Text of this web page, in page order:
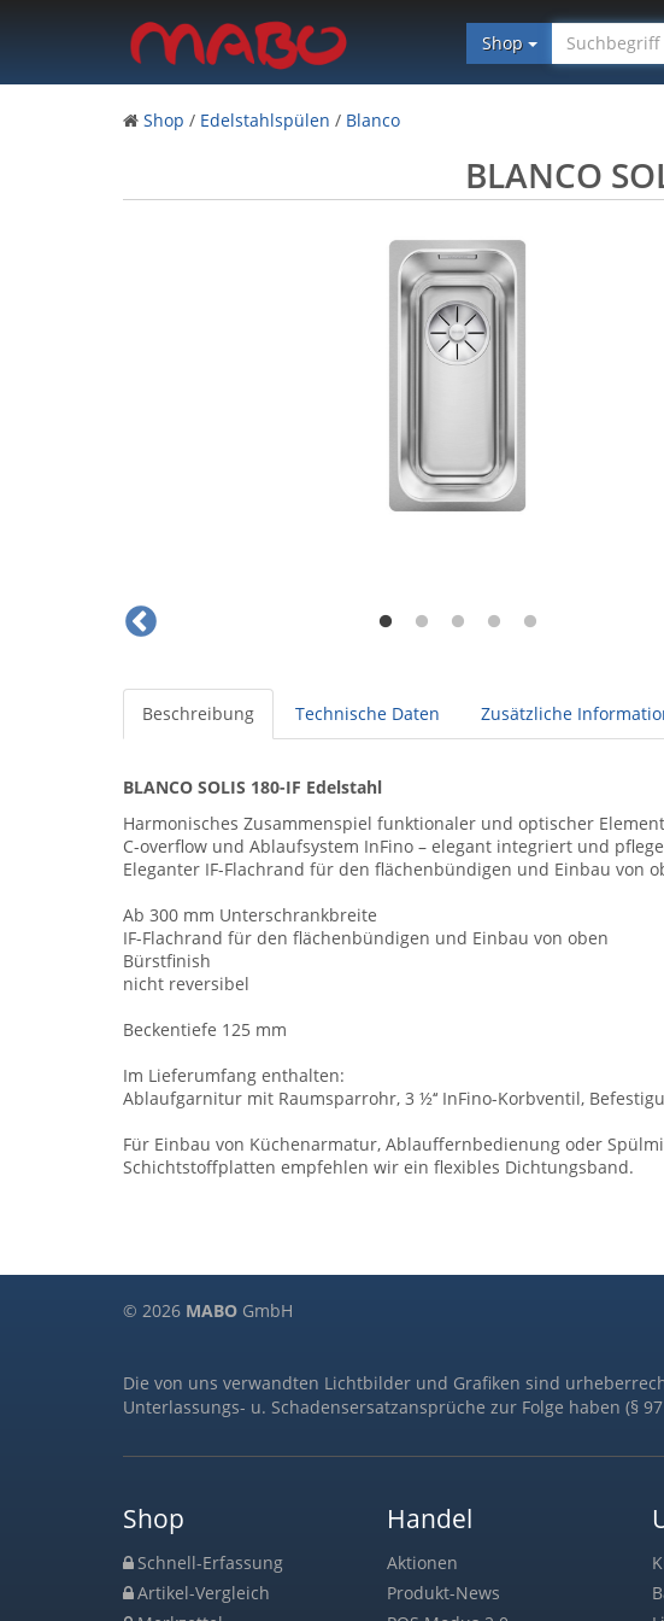
Shop
Shop / Edelstahlspülen / Blanco
BLANCO
Beschreibung Technische Daten Zusätzliche
BLANCO SOLIS 180-IF Edelstahl
Harmonisches Zusammenspiel funktionaler und optischer
C-overflow und Ablaufsystem InFino – elegant integriert und
Eleganter IF-Flachrand für den flächenbündigen und Einbau von
Ab 300 mm Unterschrankbreite
IF-Flachrand für den flächenbündigen und Einbau von oben
Bürstfinish
nicht reversibel
Beckentiefe 125 mm
Im Lieferumfang enthalten:
Ablaufgarnitur mit Raumsparrohr, 3 ½‘‘ InFino-Korbventil,
Für Einbau von Küchenarmatur, Ablauffernbedienung oder
Schichtstoffplatten empfehlen wir ein flexibles Dichtungsband.
© 2026 MABO GmbH
Die von uns verwandten Lichtbilder und Grafiken sind
Unterlassungs- u. Schadensersatzansprüche zur Folge haben (§
Shop
Schnell-Erfassung
Artikel-Vergleich
Handel
Aktionen
Produkt-News